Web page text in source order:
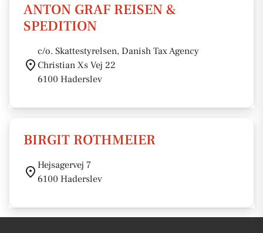
ANTON GRAF REISEN &
SPEDITION
c/o. Skattestyrelsen, Danish Tax Agency
Christian Xs Vej 22
6100 Haderslev
BIRGIT ROTHMEIER
Hejsagervej 7
6100 Haderslev